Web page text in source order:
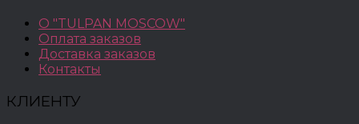
О "TULPAN MOSCOW"
Оплата заказов
Доставка заказов
Контакты
КЛИЕНТУ